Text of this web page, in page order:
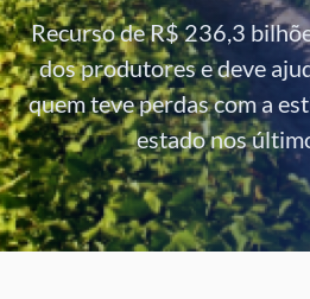
Recurso de R$ 236,3
dos produtores e deve
quem teve perdas com a
estado nos